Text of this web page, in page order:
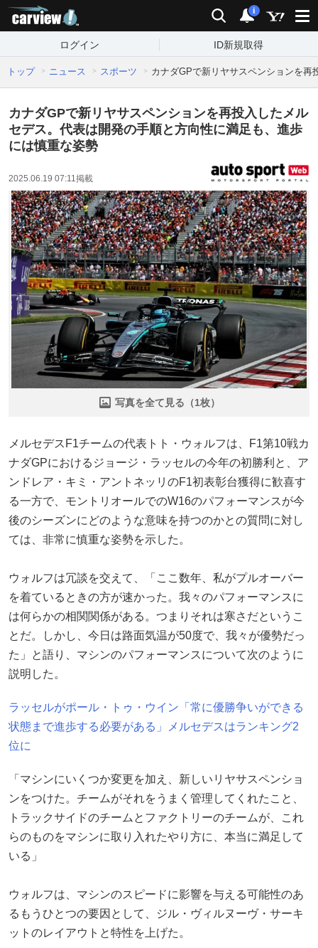
検索 通知
i
ログイン ID新規取得
トップ ニュース スポーツ カナダGPで新リヤサスペンションを
カナダGPで新リヤサスペンションを再投入したメル
セデス。代表は開発の手順と方向性に満足も、進歩
には慎重な姿勢
2025.06.19 07:11掲載
写真を全て見る（1枚）
メルセデスF1チームの代表トト・ウォルフは、F1第10戦カ
ナダGPにおけるジョージ・ラッセルの今年の初勝利と、ア
ンドレア・キミ・アントネッリのF1初表彰台獲得に歓喜す
る一方で、モントリオールでのW16のパフォーマンスが今
後のシーズンにどのような意味を持つのかとの質問に対し
ては、非常に慎重な姿勢を示した。
ウォルフは冗談を交えて、「ここ数年、私がプルオーバー
を着ているときの方が速かった。我々のパフォーマンスに
は何らかの相関関係がある。つまりそれは寒さだというこ
とだ。しかし、今日は路面気温が50度で、我々が優勢だっ
た」と語り、マシンのパフォーマンスについて次のように
説明した。
ラッセルがポール・トゥ・ウイン「常に優勝争いができる
状態まで進歩する必要がある」メルセデスはランキング2
位に
「マシンにいくつか変更を加え、新しいリヤサスペンショ
ンをつけた。チームがそれをうまく管理してくれたこと、
トラックサイドのチームとファクトリーのチームが、これ
らのものをマシンに取り入れたやり方に、本当に満足して
いる」
ウォルフは、マシンのスピードに影響を与える可能性のあ
るもうひとつの要因として、ジル・ヴィルヌーヴ・サーキ
ットのレイアウトと特性を上げた。